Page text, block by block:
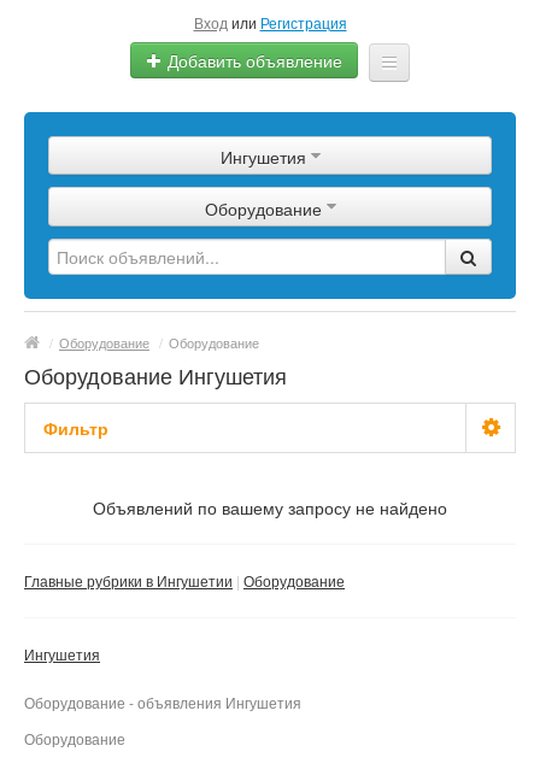
Вход или Регистрация
Добавить объявление
Сырье
Изделия
Оборудование
Еще
Ингушетия
Оборудование
/ Оборудование / Оборудование
Оборудование Ингушетия
Фильтр
Объявлений по вашему запросу не найдено
Главные рубрики в Ингушетии Оборудование
Ингушетия
Оборудование - объявления Ингушетия
Оборудование